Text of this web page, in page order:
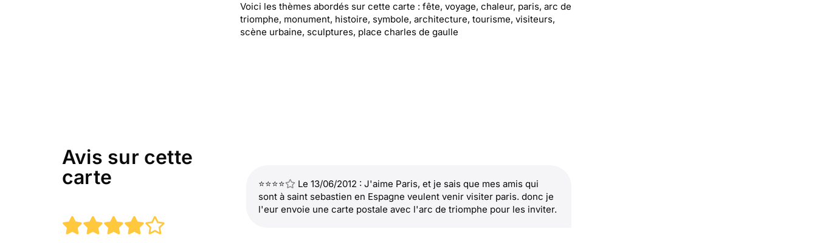
Voici les thèmes abordés sur cette carte : fête, voyage, chaleur, paris, arc de
triomphe, monument, histoire, symbole, architecture, tourisme, visiteurs,
scène urbaine, sculptures, place charles de gaulle
Avis sur cette
carte
⭐⭐⭐⭐
Le 13/06/2012 : J'aime Paris, et je sais que mes amis qui
sont à saint sebastien en Espagne veulent venir visiter paris. donc je
l'eur envoie une carte postale avec l'arc de triomphe pour les inviter.